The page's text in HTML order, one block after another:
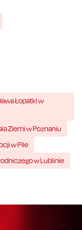
Łopatki w
Ziemi w Poznaniu
w Pile
w Lublinie